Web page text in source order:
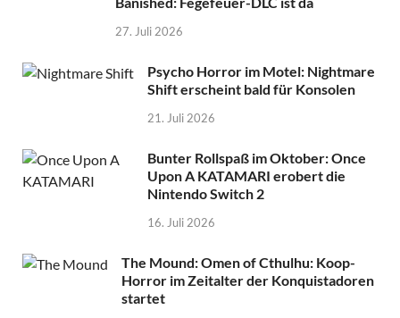
27. Juli 2026
Psycho Horror im Motel: Nightmare
Shift erscheint bald für Konsolen
21. Juli 2026
Bunter Rollspaß im Oktober: Once
Upon A KATAMARI erobert die
Nintendo Switch 2
16. Juli 2026
The Mound: Omen of Cthulhu: Koop-
Horror im Zeitalter der Konquistadoren
startet